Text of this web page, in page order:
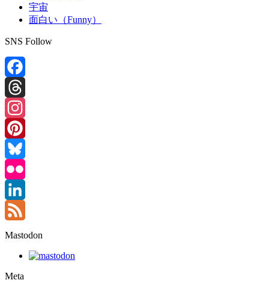
宇宙
面白い（Funny）
SNS Follow
Facebook
Threads
Instagram
Pinterest
Bluesky
Flickr
LinkedIn
Feed
Mastodon
Meta